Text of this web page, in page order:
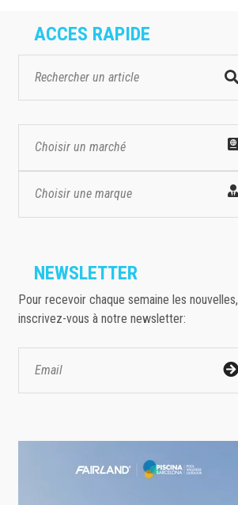
ACCES RAPIDE
Choisir un marché
Choisir une marque
NEWSLETTER
Pour recevoir chaque semaine les nouvelles,
inscrivez-vous à notre newsletter: